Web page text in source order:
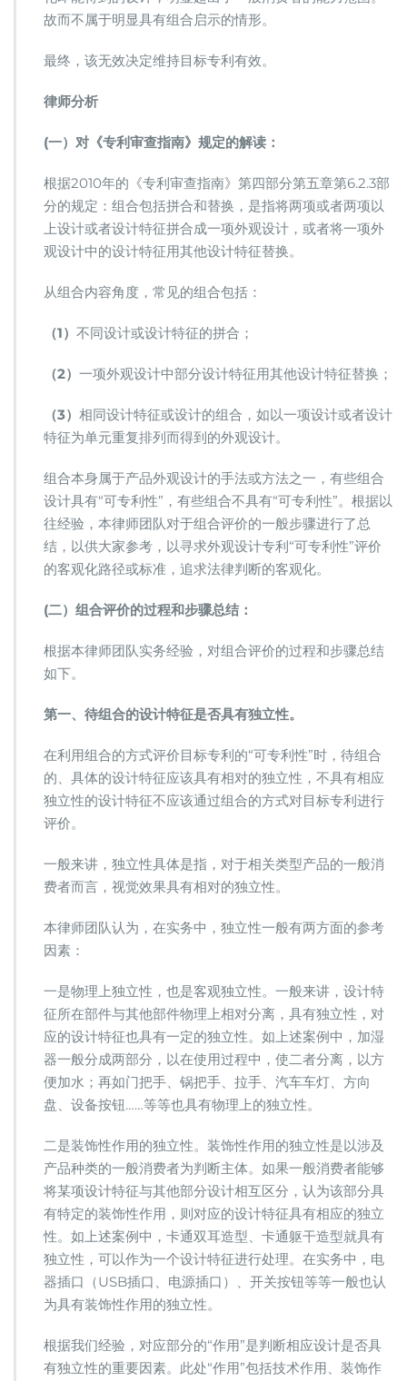
故而不属于明显具有组合启示的情形。
最终，该无效决定维持目标专利有效。
律师分析
(一）对《专利审查指南》规定的解读：
根据2010年的《专利审查指南》第四部分第五章第6.2.3部
分的规定：组合包括拼合和替换，是指将两项或者两项以
上设计或者设计特征拼合成一项外观设计，或者将一项外
观设计中的设计特征用其他设计特征替换。
从组合内容角度，常见的组合包括：
（1） 不同设计或设计特征的拼合；
（2） 一项外观设计中部分设计特征用其他设计特征替换；
（3） 相同设计特征或设计的组合，如以一项设计或者设计
特征为单元重复排列而得到的外观设计。
组合本身属于产品外观设计的手法或方法之一，有些组合
设计具有“可专利性”，有些组合不具有“可专利性”。根据以
往经验，本律师团队对于组合评价的一般步骤进行了总
结，以供大家参考，以寻求外观设计专利“可专利性”评价
的客观化路径或标准，追求法律判断的客观化。
(二）组合评价的过程和步骤总结：
根据本律师团队实务经验，对组合评价的过程和步骤总结
如下。
第一、待组合的设计特征是否具有独立性。
在利用组合的方式评价目标专利的“可专利性”时，待组合
的、具体的设计特征应该具有相对的独立性，不具有相应
独立性的设计特征不应该通过组合的方式对目标专利进行
评价。
一般来讲，独立性具体是指，对于相关类型产品的一般消
费者而言，视觉效果具有相对的独立性。
本律师团队认为，在实务中，独立性一般有两方面的参考
因素：
一是物理上独立性，也是客观独立性。一般来讲，设计特
征所在部件与其他部件物理上相对分离，具有独立性，对
应的设计特征也具有一定的独立性。如上述案例中，加湿
器一般分成两部分，以在使用过程中，使二者分离，以方
便加水；再如门把手、锅把手、拉手、汽车车灯、方向
盘、设备按钮……等等也具有物理上的独立性。
二是装饰性作用的独立性。装饰性作用的独立性是以涉及
产品种类的一般消费者为判断主体。如果一般消费者能够
将某项设计特征与其他部分设计相互区分，认为该部分具
有特定的装饰性作用，则对应的设计特征具有相应的独立
性。如上述案例中，卡通双耳造型、卡通躯干造型就具有
独立性，可以作为一个设计特征进行处理。在实务中，电
器插口（USB插口、电源插口）、开关按钮等等一般也认
为具有装饰性作用的独立性。
根据我们经验，对应部分的“作用”是判断相应设计是否具
有独立性的重要因素。此处“作用”包括技术作用、装饰作